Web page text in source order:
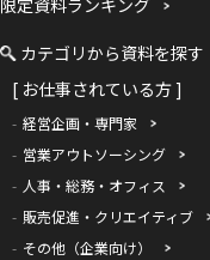
限定資料ランキング
カテゴリから資料を探す
[ お仕事されている方 ]
経営企画・専門家
営業アウトソーシング
人事・総務・オフィス
販売促進・クリエイティブ
その他（企業向け）